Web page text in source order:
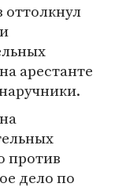
оттолкнул
арестанте
против
дело по